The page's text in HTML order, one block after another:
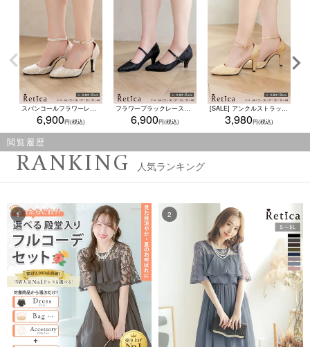
スパンコールフラワーレースアンクルストラップハイヒールセパレートパンプス (ベージュ)
6,900
フラワーブラックレース柄フロントストラップ付きラメローヒールパンプス(ブラック)
6,900
[SALE] アンクルストラップ付きプリーツシワ加工デザインワンカラーパンプス (ベージュ)
3,980
閲覧履歴
RANKING 人気ランキング